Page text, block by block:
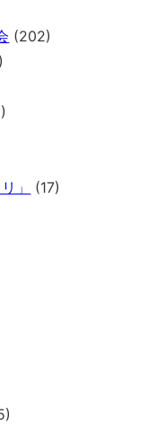
(202)
」
(17)